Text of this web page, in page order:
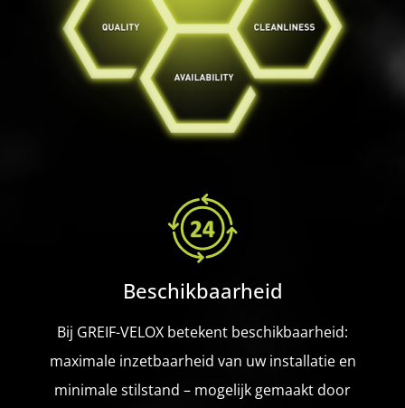
Beschikbaarheid
Bij GREIF-VELOX betekent beschikbaarheid:
maximale inzetbaarheid van uw installatie en
minimale stilstand – mogelijk gemaakt door